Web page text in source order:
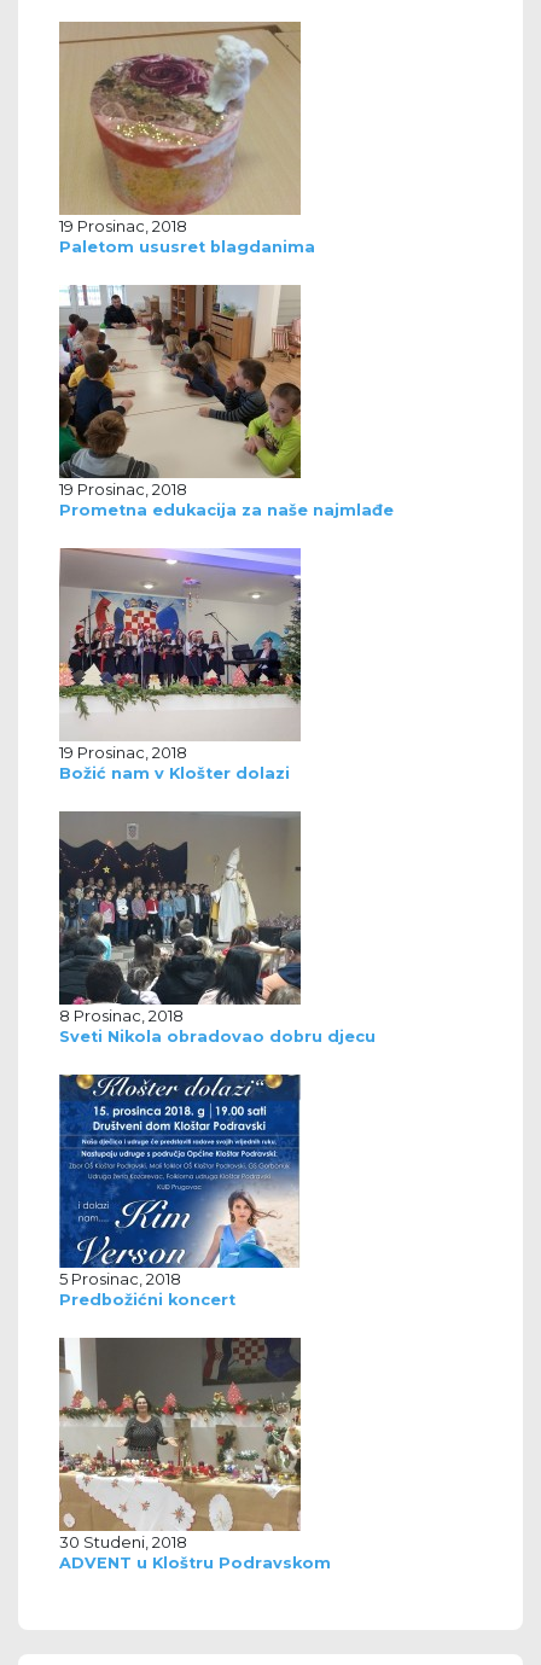
19 Prosinac, 2018
Paletom ususret blagdanima
19 Prosinac, 2018
Prometna edukacija za naše najmlađe
19 Prosinac, 2018
Božić nam v Klošter dolazi
8 Prosinac, 2018
Sveti Nikola obradovao dobru djecu
5 Prosinac, 2018
Predbožićni koncert
30 Studeni, 2018
ADVENT u Kloštru Podravskom